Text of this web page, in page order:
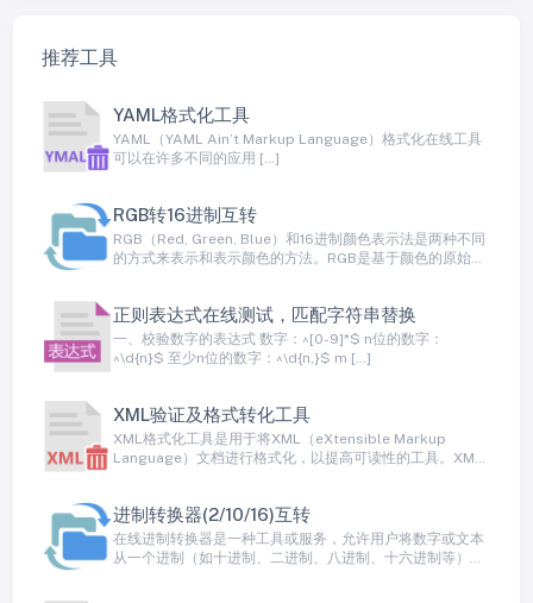
推荐工具
YAML格式化工具
YAML（YAML Ain’t Markup Language）格式化在线工具
可以在许多不同的应用 […]
RGB转16进制互转
RGB（Red, Green, Blue）和16进制颜色表示法是两种不同
的方式来表示和表示颜色的方法。RGB是基于颜色的原始
正则表达式在线测试，匹配字符串替换
一、校验数字的表达式 数字：^[0-9]*$ n位的数字：
^\d{n}$ 至少n位的数字：^\d{n,}$ m […]
XML验证及格式转化工具
XML格式化工具是用于将XML（eXtensible Markup
Language）文档进行格式化，以提高可读性的工具。XML
加缩进、换行和合适的空格来使其更易于阅读和理解。
进制转换器(2/10/16)互转
在线进制转换器是一种工具或服务，允许用户将数字或文本
从一个进制（如十进制、二进制、八进制、十六进制等）转